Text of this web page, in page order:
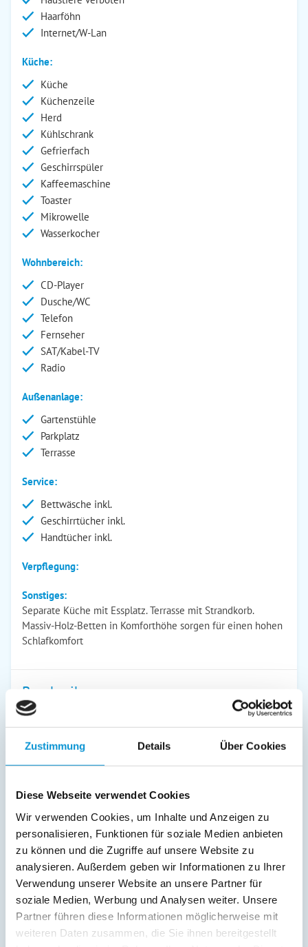
Zustimmung Details Über Cookies
Diese Webseite verwendet Cookies
Wir verwenden Cookies, um Inhalte und Anzeigen zu
personalisieren, Funktionen für soziale Medien anbieten
zu können und die Zugriffe auf unsere Website zu
analysieren. Außerdem geben wir Informationen zu Ihrer
Verwendung unserer Website an unsere Partner für
soziale Medien, Werbung und Analysen weiter. Unsere
Partner führen diese Informationen möglicherweise mit
weiteren Daten zusammen, die Sie ihnen bereitgestellt
Haarföhn
Internet/W-Lan
Küche:
Küche
Küchenzeile
Herd
Kühlschrank
Gefrierfach
Geschirrspüler
Kaffeemaschine
Toaster
Mikrowelle
Wasserkocher
Wohnbereich:
CD-Player
Dusche/WC
Telefon
Fernseher
SAT/Kabel-TV
Radio
Außenanlage:
Gartenstühle
Parkplatz
Terrasse
Service:
Bettwäsche inkl.
Geschirrtücher inkl.
Handtücher inkl.
Verpflegung:
Sonstiges:
Separate Küche mit Essplatz. Terrasse mit Strandkorb.
Massiv-Holz-Betten in Komforthöhe sorgen für einen hohen
Schlafkomfort
Beschreibung
-Nichtraucher-Ferienwohnung für maximal 2 Personen mit
Wohnung ist für Allergiker geeignet, daher sind keine
Haustiere erlaubt. Sie finden eine kleine sonnige
Nichtraucher-Terrasse mit Sonnenschirm, Gartenmöbeln und
Ruhepol, inmitten des Stadtkerns, ist das kleine Wäldchen
unmittelbar hinter unserem Haus.
250m zum Strand und Promenade, Kunsthalle, Stadtwald
und Zentrum mit Konzertgarten und Kurpark.
Gaststätten, Einkaufsmöglichkeiten und Geschäfte zum